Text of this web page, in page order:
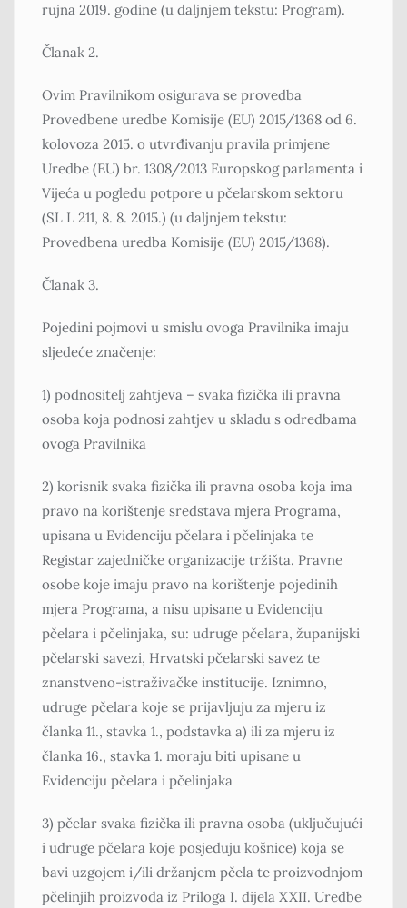
rujna 2019. godine (u daljnjem tekstu: Program).
Članak 2.
Ovim Pravilnikom osigurava se provedba
Provedbene uredbe Komisije (EU) 2015/1368 оd 6.
kolovoza 2015. o utvrđivanju pravila primjene
Uredbe (EU) br. 1308/2013 Europskog parlamenta i
Vijeća u pogledu potpore u pčelarskom sektoru
(SL L 211, 8. 8. 2015.) (u daljnjem tekstu:
Provedbena uredba Komisije (EU) 2015/1368).
Članak 3.
Pojedini pojmovi u smislu ovoga Pravilnika imaju
sljedeće značenje:
1) podnositelj zahtjeva – svaka fizička ili pravna
osoba koja podnosi zahtjev u skladu s odredbama
ovoga Pravilnika
2) korisnik svaka fizička ili pravna osoba koja ima
pravo na korištenje sredstava mjera Programa,
upisana u Evidenciju pčelara i pčelinjaka te
Registar zajedničke organizacije tržišta. Pravne
osobe koje imaju pravo na korištenje pojedinih
mjera Programa, a nisu upisane u Evidenciju
pčelara i pčelinjaka, su: udruge pčelara, županijski
pčelarski savezi, Hrvatski pčelarski savez te
znanstveno-istraživačke institucije. Iznimno,
udruge pčelara koje se prijavljuju za mjeru iz
članka 11., stavka 1., podstavka a) ili za mjeru iz
članka 16., stavka 1. moraju biti upisane u
Evidenciju pčelara i pčelinjaka
3) pčelar svaka fizička ili pravna osoba (uključujući
i udruge pčelara koje posjeduju košnice) koja se
bavi uzgojem i/ili držanjem pčela te proizvodnjom
pčelinjih proizvoda iz Priloga I. dijela XXII. Uredbe